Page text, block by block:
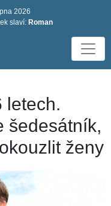
2026
slaví: Roman
letech.
šedesátník,
ženy